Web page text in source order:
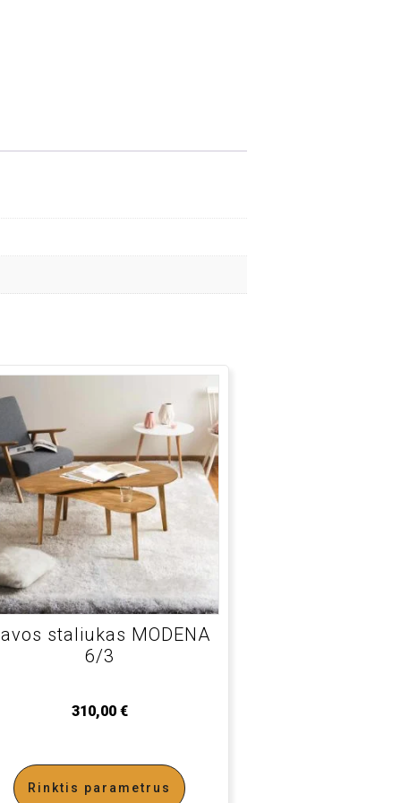
staliukas MODENA
6/3
310,00 €
Rinktis parametrus